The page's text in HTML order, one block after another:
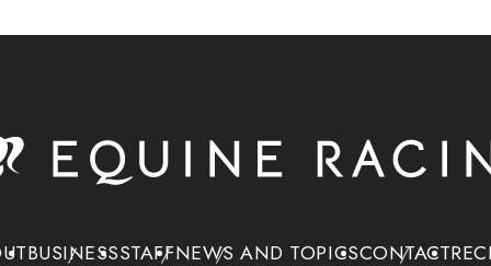
BUSINESSSTAFFNEWS AND TOPICSCONTACT